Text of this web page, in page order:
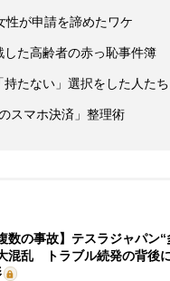
が申請を諦めたワケ
た高齢者の赤っ恥事件簿
たない」選択をした人たち
スマホ決済」整理術
数の事故】テスラジャパン
混乱 トラブル続発の背後